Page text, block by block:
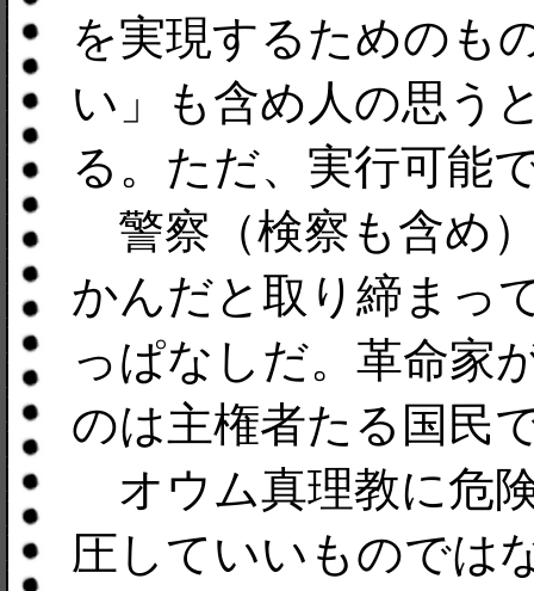
を実現するためのも
い」も含め人の思う
る。ただ、実行可能
警察（検察も含め
かんだと取り締まっ
っぱなしだ。革命家
のは主権者たる国民
オウム真理教に危
圧していいものでは